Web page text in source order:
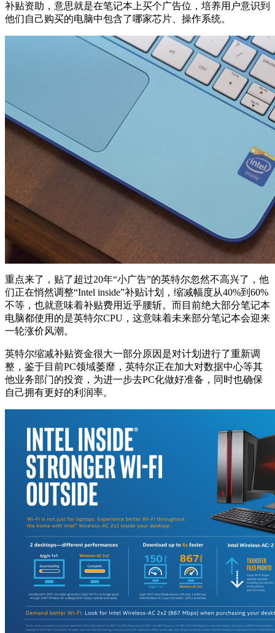
补贴资助，意思就是在笔记本上买个广告位，培养用户意识到
他们自己购买的电脑中包含了哪家芯片、操作系统。
重点来了，贴了超过20年“小广告”的英特尔忽然不高兴了，他
们正在悄然调整“Intel inside”补贴计划，缩减幅度从40%到60%
不等，也就意味着补贴费用近乎腰斩。而目前绝大部分笔记本
电脑都使用的是英特尔CPU，这意味着未来部分笔记本会迎来
一轮涨价风潮。
英特尔缩减补贴资金很大一部分原因是对计划进行了重新调
整，鉴于目前PC领域萎靡，英特尔正在加大对数据中心等其
他业务部门的投资，为进一步去PC化做好准备，同时也确保
自己拥有更好的利润率。